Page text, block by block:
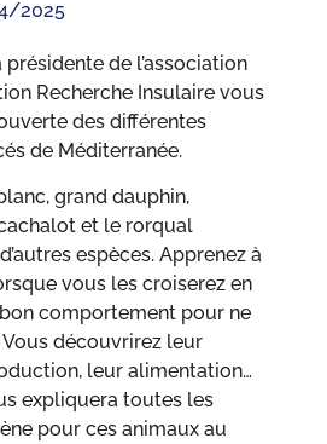
2025
présidente de l’association
Recherche Insulaire vous
des différentes
de Méditerranée.
grand dauphin,
et le rorqual
espèces. Apprenez à
vous les croiserez en
comportement pour ne
Vous découvrirez leur
leur alimentation…
expliquera toutes les
pour ces animaux au